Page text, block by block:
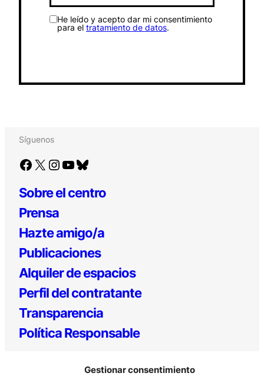
Gestionar consentimiento
He leído y acepto dar mi consentimiento
para el tratamiento de datos.
Síguenos
Facebook X Instagram YouTube Bluesky
Sobre el centro
Prensa
Hazte amigo/a
Publicaciones
Alquiler de espacios
Perfil del contratante
Transparencia
Política Responsable